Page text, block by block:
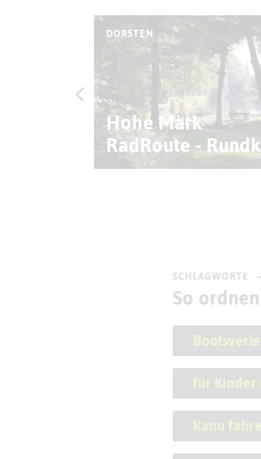
DORSTEN
Hohe Mark
RadRoute -
SCHLAGWORTE
So
für Kinder
Kanu